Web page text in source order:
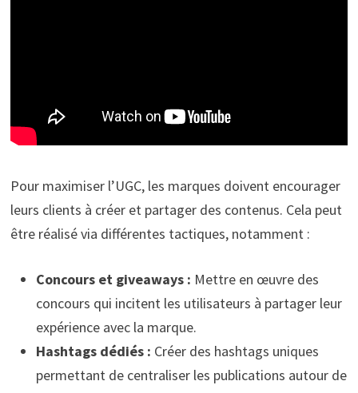
Pour maximiser l’UGC, les marques doivent encourager
leurs clients à créer et partager des contenus. Cela peut
être réalisé via différentes tactiques, notamment :
Concours et giveaways : Mettre en œuvre des
concours qui incitent les utilisateurs à partager leur
expérience avec la marque.
Hashtags dédiés : Créer des hashtags uniques
permettant de centraliser les publications autour de